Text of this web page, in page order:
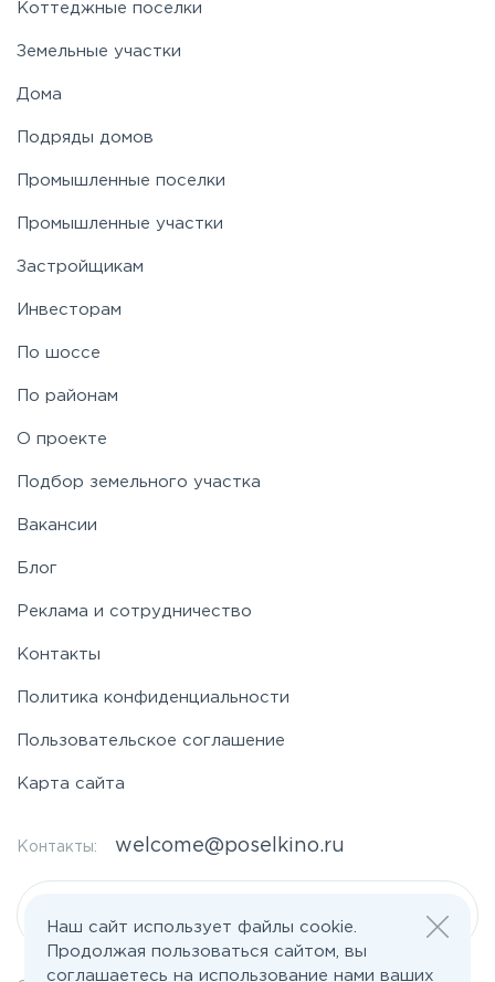
Коттеджные поселки
Земельные участки
Дома
Подряды домов
Промышленные поселки
Промышленные участки
Застройщикам
Инвесторам
По шоссе
По районам
О проекте
Подбор земельного участка
Вакансии
Блог
Реклама и сотрудничество
Контакты
Политика конфиденциальности
Пользовательское соглашение
Карта сайта
Контакты: welcome@poselkino.ru
Наш сайт использует файлы cookie.
Продолжая пользоваться сайтом, вы
соглашаетесь на использование нами ваших